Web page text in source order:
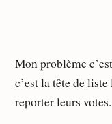
Mon problème
c’est la tête de
reporter leurs votes.